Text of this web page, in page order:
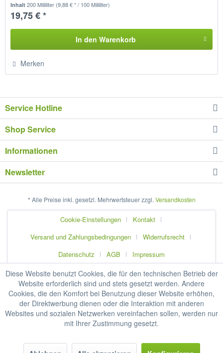
Inhalt200 Milliliter (9,88 € * / 100 Milliliter)
19,75 € *
In den Warenkorb
Merken
Service Hotline
Shop Service
Informationen
Newsletter
* Alle Preise inkl. gesetzl. Mehrwertsteuer zzgl. Versandkosten
Cookie-Einstellungen
Kontakt
Versand und Zahlungsbedingungen
Widerrufsrecht
Datenschutz
AGB Impressum
Diese Website benutzt Cookies, die für den technischen Betrieb der
Website erforderlich sind und stets gesetzt werden. Andere
Cookies, die den Komfort bei Benutzung dieser Website erhöhen,
der Direktwerbung dienen oder die Interaktion mit anderen
Websites und sozialen Netzwerken vereinfachen sollen, werden nur
mit Ihrer Zustimmung gesetzt.